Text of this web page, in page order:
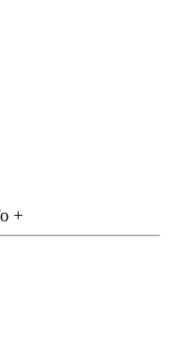
+